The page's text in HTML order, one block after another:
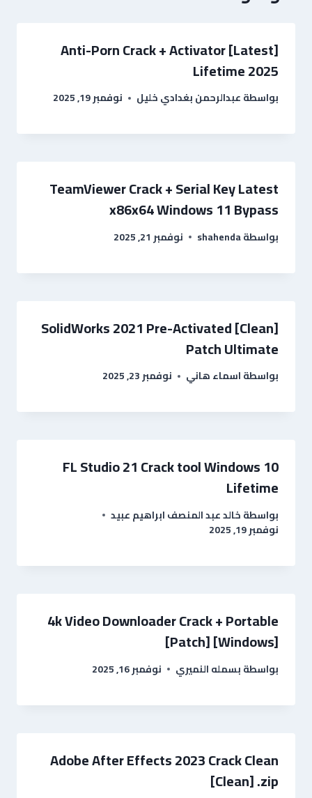
Anti-Porn Crack + Activator [Latest]
Lifetime 2025
بواسطةعبدالرحمن بغدادي خليل نوفمبر 19, 2025
TeamViewer Crack + Serial Key Latest
x86x64 Windows 11 Bypass
بواسطةshahenda نوفمبر 21, 2025
SolidWorks 2021 Pre-Activated [Clean]
Patch Ultimate
بواسطةاسماء هاني نوفمبر 23, 2025
FL Studio 21 Crack tool Windows 10
Lifetime
بواسطةخالد عبد المنصف ابراهيم عبيد
نوفمبر 19, 2025
4k Video Downloader Crack + Portable
[Patch] [Windows]
بواسطةبسمله النميري نوفمبر 16, 2025
Adobe After Effects 2023 Crack Clean
[Clean] .zip